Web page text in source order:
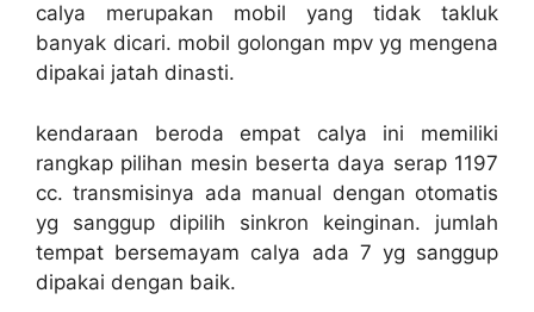
calya merupakan mobil yang tidak takluk
banyak dicari. mobil golongan mpv yg mengena
dipakai jatah dinasti.
kendaraan beroda empat calya ini memiliki
rangkap pilihan mesin beserta daya serap 1197
cc. transmisinya ada manual dengan otomatis
yg sanggup dipilih sinkron keinginan. jumlah
tempat bersemayam calya ada 7 yg sanggup
dipakai dengan baik.